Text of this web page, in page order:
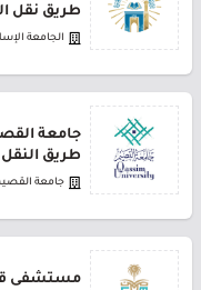
طريق نقل
الجامعة
طريق
جامعة
مستشفى